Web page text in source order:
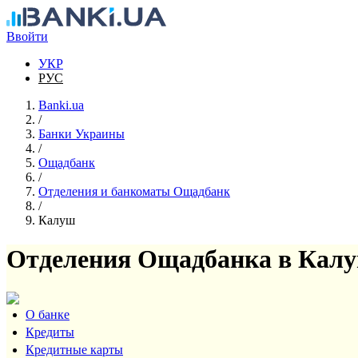
Перейти к основному содержанию
Ввойти
УКР
РУС
Banki.ua
/
Банки Украины
/
Ощадбанк
/
Отделения и банкоматы Ощадбанк
/
Калуш
Отделения Ощадбанка в
О банке
Кредиты
Кредитные карты